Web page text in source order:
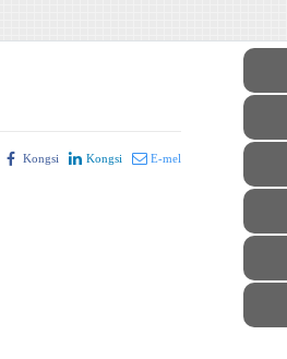
Kongsi Kongsi E-mel